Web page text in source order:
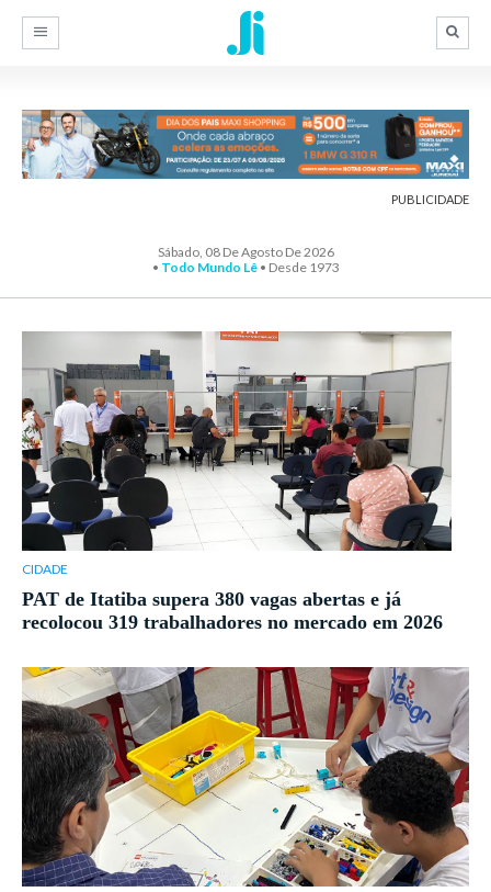
PUBLICIDADE
Sábado, 08 De Agosto De 2026
• Todo Mundo Lê• Desde 1973
CIDADE
PAT de Itatiba supera 380 vagas abertas e já
recolocou 319 trabalhadores no mercado em 2026